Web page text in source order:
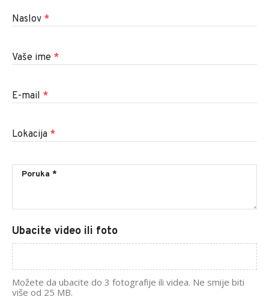
Naslov *
Vaše ime *
E-mail *
Lokacija *
Ubacite video ili foto
Možete da ubacite do 3 fotografije ili videa. Ne smije biti
više od 25 MB.